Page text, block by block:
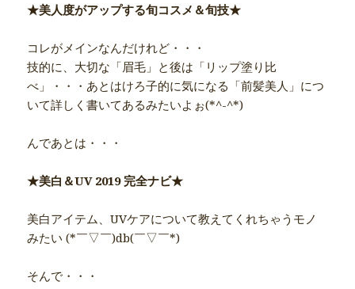
★美人度がアップする旬コスメ＆旬技★
コレがメインなんだけれど・・・
技的に、大切な「眉毛」と後は「リップ塗り比
べ」・・・あとはけろ子的に気になる「前髪美人」につ
いて詳しく書いてあるみたいよぉ(*^-^*)
んであとは・・・
★美白＆UV 2019 完全ナビ★
美白アイテム、UVケアについて教えてくれちゃうモノ
みたい (*￣▽￣)db(￣▽￣*)
そんで・・・